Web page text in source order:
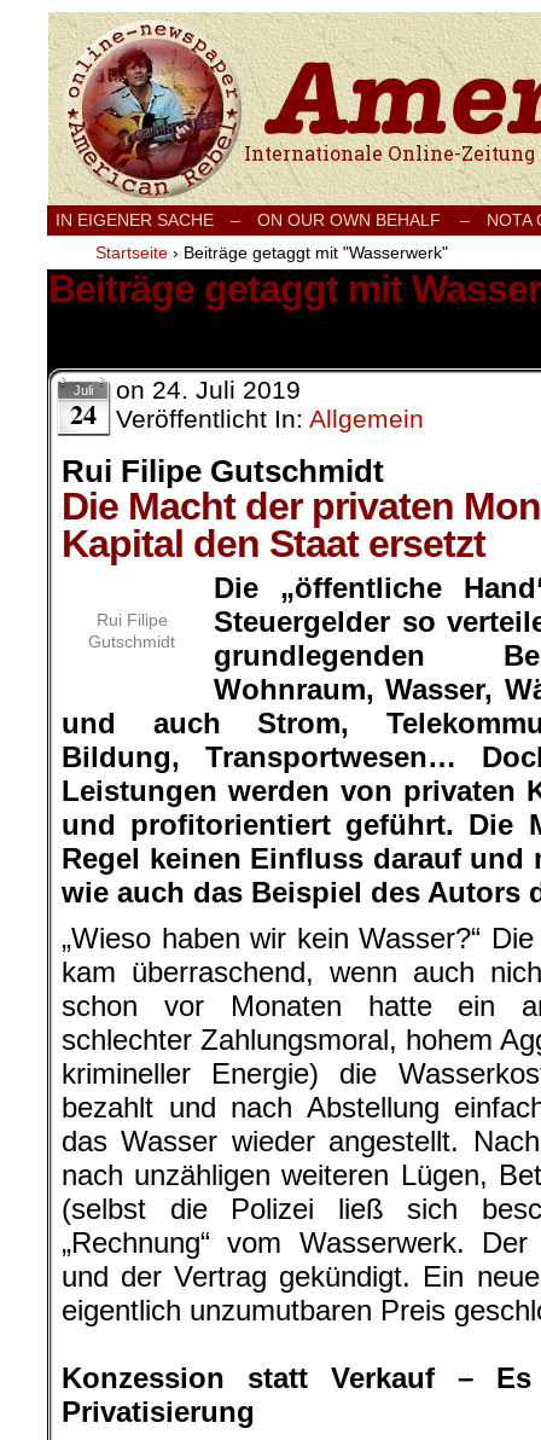
Internationale Onlinezeitung für Frieden,
IN EIGENER SACHE – ON OUR OWN BEHALF –
NOTA
Startseite › Beiträge getaggt mit "Wasserwerk"
Beiträge getaggt mit
Juli
24
on 24. Juli 2019
Veröffentlicht In: Allgemein
Rui Filipe Gutschmidt
Die Macht der privaten
Kapital den Staat ersetzt
Rui Filipe
Gutschmidt
Die „öffentliche
Steuergelder so
grundlegenden
Wohnraum, Wasser,
und auch Strom,
Bildung, Transportwesen…
Leistungen werden von privaten
und profitorientiert geführt. Die
Regel keinen Einfluss darauf und
wie auch das Beispiel des Autors
„Wieso haben wir kein Wasser?“
kam überraschend, wenn auch
schon vor Monaten hatte ein
schlechter Zahlungsmoral, hohem
krimineller Energie) die
bezahlt und nach Abstellung
das Wasser wieder angestellt.
nach unzähligen weiteren Lügen,
(selbst die Polizei ließ sich
„Rechnung“ vom Wasserwerk.
und der Vertrag gekündigt. Ein
eigentlich unzumutbaren Preis
Konzession statt Verkauf –
Privatisierung